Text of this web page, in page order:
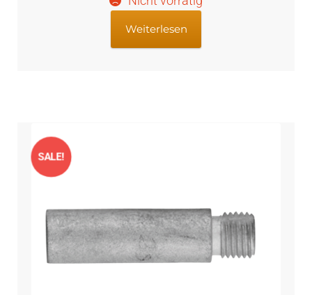
Weiterlesen
SALE!